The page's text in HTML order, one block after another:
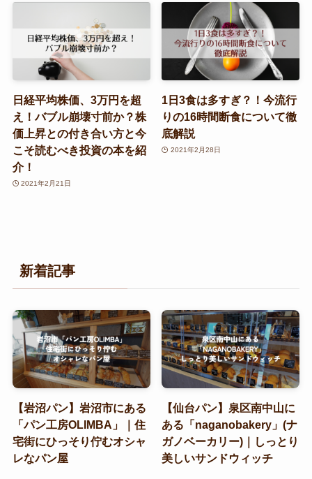
日経平均株価、3万円を超
え！バブル崩壊寸前か？株
価上昇との付き合い方と今
こそ読むべき投資の本を紹
介！
2021年2月21日
1日3食は多すぎ？！今流行
りの16時間断食について徹
底解説
2021年2月28日
新着記事
【岩沼パン】岩沼市にある
「パン工房OLIMBA」｜住
宅街にひっそり佇むオシャ
レなパン屋
【仙台パン】泉区南中山に
ある「naganobakery」(ナ
ガノベーカリー)｜しっとり
美しいサンドウィッチ